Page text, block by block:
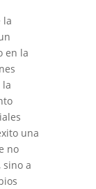
la
en la
la
una
no
a